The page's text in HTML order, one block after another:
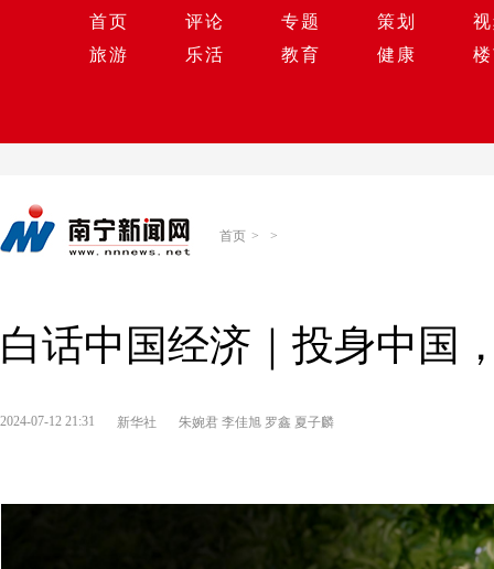
首页 评论 专题 策划
旅游
乐活 教育 健康
首页 > >
白话中国经济｜投身中国
2024-07-12 21:31 新华社 朱婉君 李佳旭 罗鑫 夏子麟